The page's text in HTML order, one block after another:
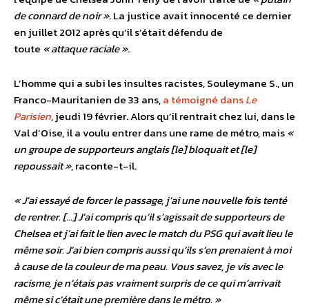
de connard de noir ». La justice avait innocenté ce dernier
en juillet 2012 après qu’il s’était défendu de
toute « attaque raciale ».
L’homme qui a subi les insultes racistes, Souleymane S., un
Franco-Mauritanien de 33 ans,a témoigné dansLe
Parisien, jeudi 19 février. Alors qu’il rentrait chez lui, dans le
Val d’Oise, il a voulu entrer dans une rame de métro, mais«
un groupe de supporteurs anglais [le] bloquait et [le]
repoussait », raconte-t-il.
« J’ai essayé de forcer le passage, j’ai une nouvelle fois tenté
de rentrer. […] J’ai compris qu’il s’agissait de supporteurs de
Chelsea et j’ai fait le lien avec le match du PSG qui avait lieu le
même soir. J’ai bien compris aussi qu’ils s’en prenaient à moi
à cause de la couleur de ma peau. Vous savez, je vis avec le
racisme, je n’étais pas vraiment surpris de ce qui m’arrivait
même si c’était une première dans le métro. »